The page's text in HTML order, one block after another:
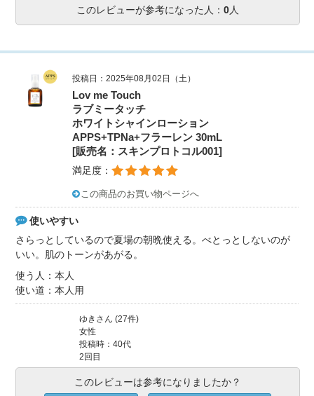
このレビューが参考になった人： 0人
投稿日：2025年08月02日（土）
Lov me Touch
ラブミータッチ
ホワイトシャインローション
APPS+TPNa+フラーレン 30mL
[販売名：スキンプロトコル001]
満足度：
この商品のお買い物ページへ
使いやすい
さらっとしているので夏場の朝晩使える。べとっとしないのが
いい。肌のトーンがあがる。
使う人：本人
使い道：本人用
ゆきさん (27件)
女性
投稿時：40代
2回目
このレビューは参考になりましたか？